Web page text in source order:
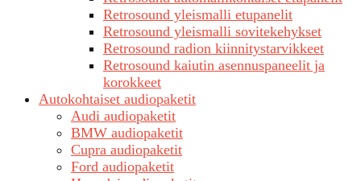
Retrosound yleismalli etupanelit
Retrosound yleismalli sovitekehykset
Retrosound radion kiinnitystarvikkeet
Retrosound kaiutin asennuspaneelit ja
korokkeet
Autokohtaiset audiopaketit
Audi audiopaketit
BMW audiopaketit
Cupra audiopaketit
Ford audiopaketit